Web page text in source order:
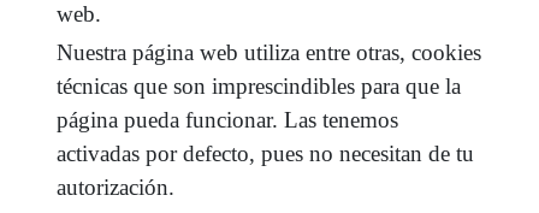
He leído y acepto las condiciones de uso y
mensaje
web.
Nuestra página web utiliza entre otras, cookies
técnicas que son imprescindibles para que la
página pueda funcionar. Las tenemos
activadas por defecto, pues no necesitan de tu
autorización.